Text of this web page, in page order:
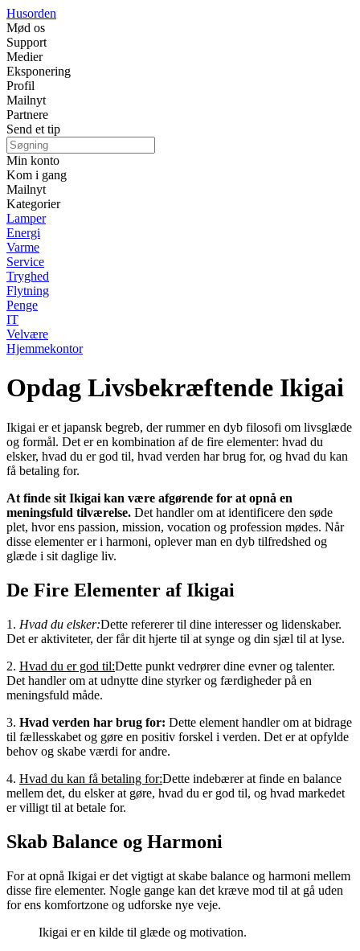
Husorden
Mød os
Support
Medier
Eksponering
Profil
Mailnyt
Partnere
Send et tip
Min konto
Kom i gang
Mailnyt
Kategorier
Lamper
Energi
Varme
Service
Tryghed
Flytning
Penge
IT
Velvære
Hjemmekontor
Opdag Livsbekræftende Ikigai
Ikigai er et japansk begreb, der rummer en dyb filosofi om livsglæde
og formål. Det er en kombination af de fire elementer: hvad du
elsker, hvad du er god til, hvad verden har brug for, og hvad du kan
få betaling for.
At finde sit Ikigai kan være afgørende for at opnå en
meningsfuld tilværelse. Det handler om at identificere den søde
plet, hvor ens passion, mission, vocation og profession mødes. Når
disse elementer er i harmoni, oplever man en dyb tilfredshed og
glæde i sit daglige liv.
De Fire Elementer af Ikigai
1. Hvad du elsker:Dette refererer til dine interesser og lidenskaber.
Det er aktiviteter, der får dit hjerte til at synge og din sjæl til at lyse.
2. Hvad du er god til:Dette punkt vedrører dine evner og talenter.
Det handler om at udnytte dine styrker og færdigheder på en
meningsfuld måde.
3. Hvad verden har brug for: Dette element handler om at bidrage
til fællesskabet og gøre en positiv forskel i verden. Det er at opfylde
behov og skabe værdi for andre.
4. Hvad du kan få betaling for:Dette indebærer at finde en balance
mellem det, du elsker at gøre, hvad du er god til, og hvad markedet
er villigt til at betale for.
Skab Balance og Harmoni
For at opnå Ikigai er det vigtigt at skabe balance og harmoni mellem
disse fire elementer. Nogle gange kan det kræve mod til at gå uden
for ens komfortzone og udforske nye veje.
Ikigai er en kilde til glæde og motivation.